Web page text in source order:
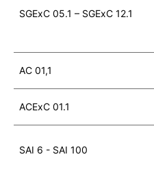
SGExC 05.1 – SGExC 12.1
AC 01,1
ACExC 01.1
SAI 6 - SAI 100